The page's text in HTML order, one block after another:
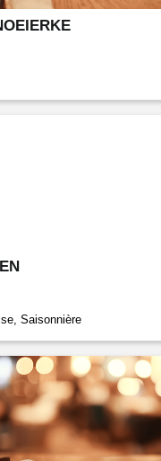
Saisonnière